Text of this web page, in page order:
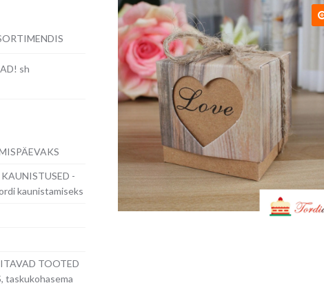
sh
-
kaunistamiseks
TOOTED
taskukohasema